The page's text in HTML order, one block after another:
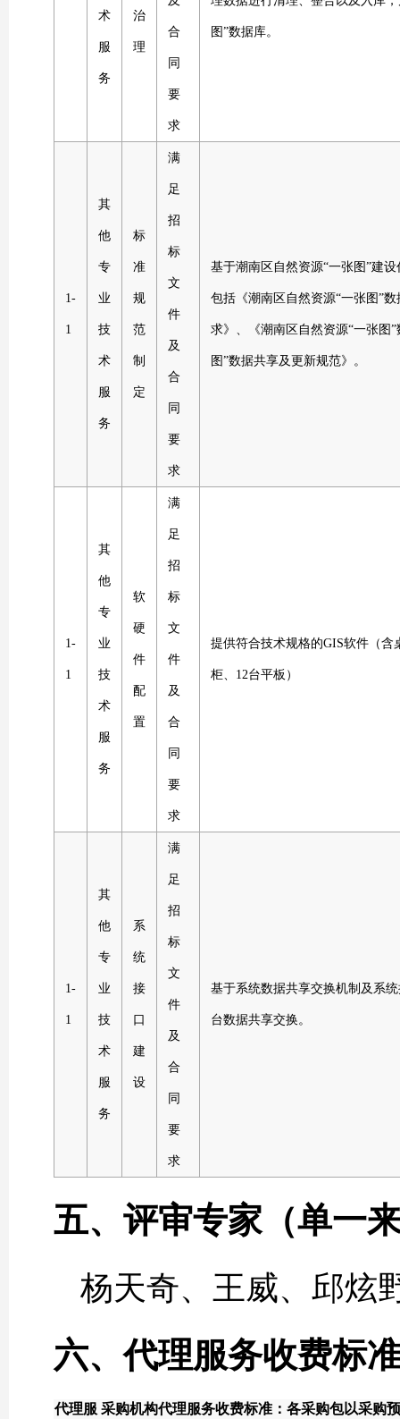
术
服
务
治
理
合
同
要
求
图”数据库。
1-
1
其
他
专
业
技
术
服
务
标
准
规
范
制
定
满
足
招
标
文
件
及
合
同
要
求
基于潮南区自然资源“一张图”建
包括《潮南区自然资源“一张图”
求》、《潮南区自然资源“一张图
图”数据共享及更新规范》。
1-
1
其
他
专
业
技
术
服
务
软
硬
件
配
置
满
足
招
标
文
件
及
合
同
要
求
提供符合技术规格的GIS软件（
柜、12台平板）
1-
1
其
他
专
业
技
术
服
务
系
统
接
口
建
设
满
足
招
标
文
件
及
合
同
要
求
基于系统数据共享交换机制及系
台数据共享交换。
五、评审专家（单一
杨天奇、王威、邱炫
六、代理服务收费标
代理服 采购机构代理服务收费标准：各采购包以采购